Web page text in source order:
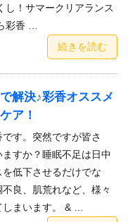
し！サマークリアランス
彩香 …
続きを読む
解決♪彩香オススメ
ア！
す。突然ですが皆さ
すか？睡眠不足は日中
低下させるだけでな
良、肌荒れなど、様々
しまいます。 & …